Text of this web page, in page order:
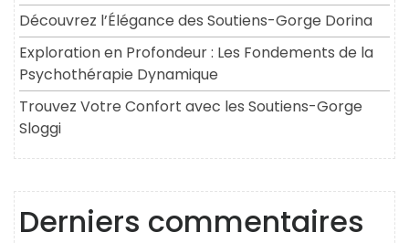
Découvrez l’Élégance des Soutiens-Gorge Dorina
Exploration en Profondeur : Les Fondements de la
Psychothérapie Dynamique
Trouvez Votre Confort avec les Soutiens-Gorge
Sloggi
Derniers commentaires